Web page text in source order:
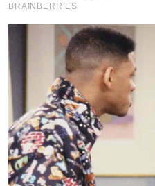
BRAINBERRIES